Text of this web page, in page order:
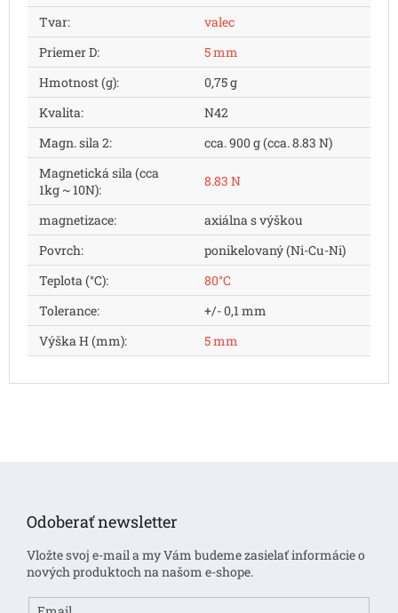
Tvar:
valec
Priemer D:
5 mm
Hmotnost (g):
0,75 g
Kvalita:
N42
Magn. sila 2:
cca. 900 g (cca. 8.83 N)
Magnetická sila (cca
1kg ~ 10N):
8.83 N
magnetizace:
axiálna s výškou
Povrch:
ponikelovaný (Ni-Cu-Ni)
Teplota (°C):
80°C
Tolerance:
+/- 0,1 mm
Výška H (mm): 5 mm
Odoberať newsletter
Vložte svoj e-mail a my Vám budeme zasielať informácie o
nových produktoch na našom e-shope.